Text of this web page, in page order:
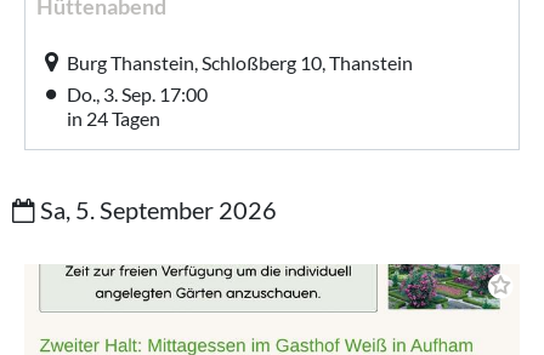
Hüttenabend
Burg Thanstein, Schloßberg 10, Thanstein
Do., 3. Sep. 17:00
in 24 Tagen
Sa, 5. September 2026